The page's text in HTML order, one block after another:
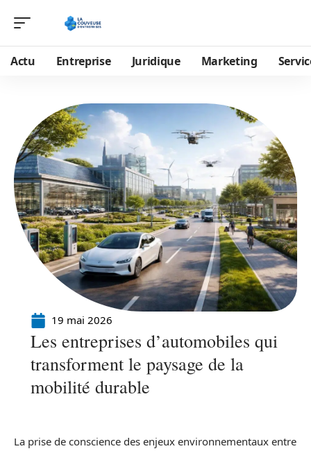
Actu Entreprise Juridique Marketing
19 mai 2026
Les entreprises d’automobiles qui
transforment le paysage de la
mobilité durable
La prise de conscience des enjeux environnementaux entre